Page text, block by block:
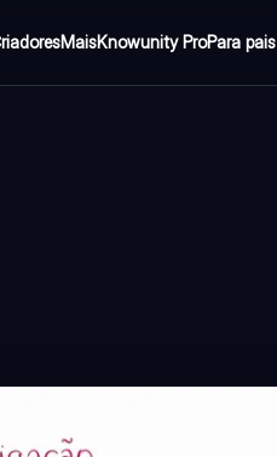
MaisKnowunity ProPara pais